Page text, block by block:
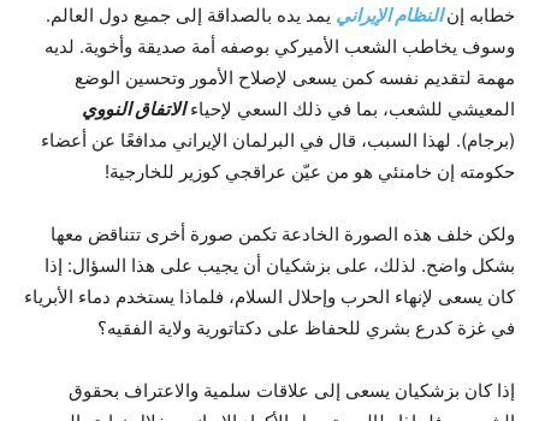
خطابه إنالنظام الإيراني يمد يده بالصداقة إلى جميع دول العالم.
وسوف يخاطب الشعب الأميركي بوصفه أمة صديقة وأخوية. لديه
مهمة لتقديم نفسه كمن يسعى لإصلاح الأمور وتحسين الوضع
المعيشي للشعب، بما في ذلك السعي لإحياءالاتفاق النووي
(برجام). لهذا السبب، قال في البرلمان الإيراني مدافعًا عن أعضاء
حكومته إن خامنئي هو من عيّن عراقجي كوزير للخارجية!
ولكن خلف هذه الصورة الخادعة تكمن صورة أخرى تتناقض معها
بشكل واضح. لذلك، على بزشكيان أن يجيب على هذا السؤال: إذا
كان يسعى لإنهاء الحرب وإحلال السلام، فلماذا يستخدم دماء الأبرياء
في غزة كدرع بشري للحفاظ على دكتاتورية ولاية الفقيه؟
إذا كان بزشكيان يسعى إلى علاقات سلمية والاعتراف بحقوق